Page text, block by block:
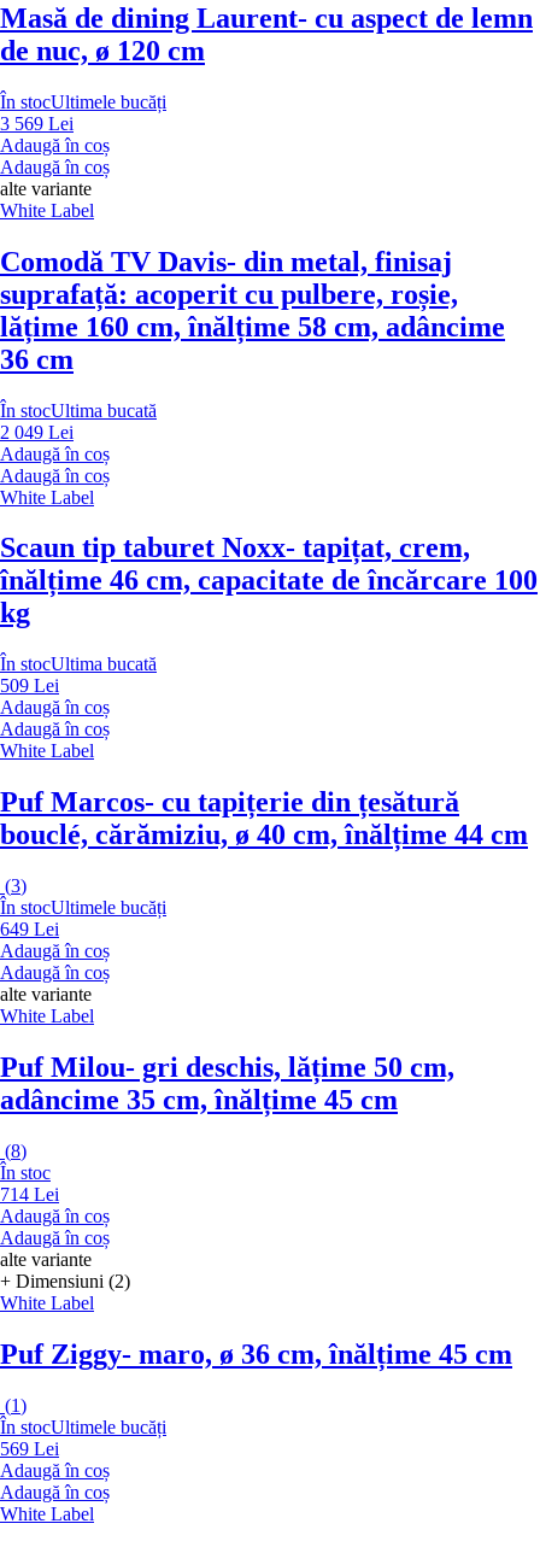
Masă de dining Laurent- cu aspect de lemn
de nuc, ø 120 cm
În stocUltimele bucăți
3 569 Lei
Adaugă în coș
Adaugă în coș
alte variante
White Label
Comodă TV Davis- din metal, finisaj
suprafață: acoperit cu pulbere, roșie,
lățime 160 cm, înălțime 58 cm, adâncime
36 cm
În stocUltima bucată
2 049 Lei
Adaugă în coș
Adaugă în coș
White Label
Scaun tip taburet Noxx- tapițat, crem,
înălțime 46 cm, capacitate de încărcare 100
kg
În stocUltima bucată
509 Lei
Adaugă în coș
Adaugă în coș
White Label
Puf Marcos- cu tapițerie din țesătură
bouclé, cărămiziu, ø 40 cm, înălțime 44 cm
(3)
În stocUltimele bucăți
649 Lei
Adaugă în coș
Adaugă în coș
alte variante
White Label
Puf Milou- gri deschis, lățime 50 cm,
adâncime 35 cm, înălțime 45 cm
(8)
În stoc
714 Lei
Adaugă în coș
Adaugă în coș
alte variante
+ Dimensiuni (2)
White Label
Puf Ziggy- maro, ø 36 cm, înălțime 45 cm
(1)
În stocUltimele bucăți
569 Lei
Adaugă în coș
Adaugă în coș
White Label